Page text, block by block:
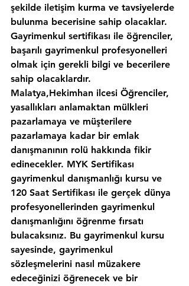
şekilde iletişim kurma ve tavsiyelerde
bulunma becerisine sahip olacaklar.
Gayrimenkul sertifikası ile öğrenciler,
başarılı gayrimenkul profesyonelleri
olmak için gerekli bilgi ve becerilere
sahip olacaklardır.
Malatya,Hekimhan ilcesi Öğrenciler,
yasallıkları anlamaktan mülkleri
pazarlamaya ve müşterilere
pazarlamaya kadar bir emlak
danışmanının rolü hakkında fikir
edinecekler. MYK Sertifikası
gayrimenkul danışmanlığı kursu ve
120 Saat Sertifikası ile gerçek dünya
profesyonellerinden gayrimenkul
danışmanlığını öğrenme fırsatı
bulacaksınız. Bu gayrimenkul kursu
sayesinde, gayrimenkul
sözleşmelerini nasıl müzakere
edeceğinizi öğrenecek ve bir